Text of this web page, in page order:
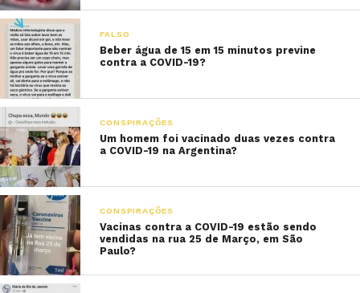
FALSO
Beber água de 15 em 15 minutos previne
contra a COVID-19?
CONSPIRAÇÕES
Um homem foi vacinado duas vezes contra
a COVID-19 na Argentina?
CONSPIRAÇÕES
Vacinas contra a COVID-19 estão sendo
vendidas na rua 25 de Março, em São
Paulo?